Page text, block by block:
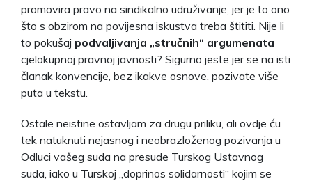
promovira pravo na sindikalno udruživanje, jer je to ono
što s obzirom na povijesna iskustva treba štititi. Nije li
to pokušaj podvaljivanja „stručnih“ argumenata
cjelokupnoj pravnoj javnosti? Sigurno jeste jer se na isti
članak konvencije, bez ikakve osnove, pozivate više
puta u tekstu.
Ostale neistine ostavljam za drugu priliku, ali ovdje ću
tek natuknuti nejasnog i neobrazloženog pozivanja u
Odluci vašeg suda na presude Turskog Ustavnog
suda, iako u Turskoj „doprinos solidarnosti“ kojim se